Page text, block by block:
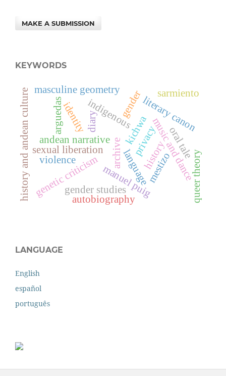
MAKE A SUBMISSION
KEYWORDS
language
kichwa
indigenous
mestizo
identity
manuel puig
genetic criticism
archive
sexual liberation
gender
andean narrative
arguedas
music and dance
history and andean culture literary canon
gender studies
masculine geometry
queer theory
oral tale
sarmiento
diary
privacy
autobiography
violence history
LANGUAGE
English
español
português